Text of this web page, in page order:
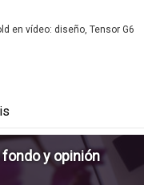
en vídeo: diseño, Tensor G6
fondo y opinión